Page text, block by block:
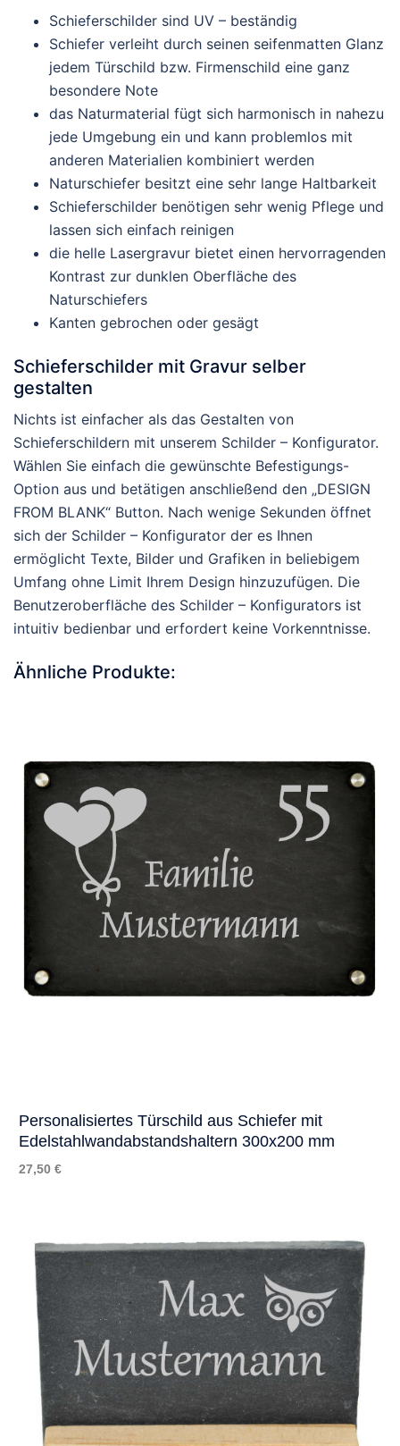
Schieferschilder sind UV – beständig
Schiefer verleiht durch seinen seifenmatten Glanz
jedem Türschild bzw. Firmenschild eine ganz
besondere Note
das Naturmaterial fügt sich harmonisch in nahezu
jede Umgebung ein und kann problemlos mit
anderen Materialien kombiniert werden
Naturschiefer besitzt eine sehr lange Haltbarkeit
Schieferschilder benötigen sehr wenig Pflege und
lassen sich einfach reinigen
die helle Lasergravur bietet einen hervorragenden
Kontrast zur dunklen Oberfläche des
Naturschiefers
Kanten gebrochen oder gesägt
Schieferschilder mit Gravur selber
gestalten
Nichts ist einfacher als das Gestalten von
Schieferschildern mit unserem Schilder – Konfigurator.
Wählen Sie einfach die gewünschte Befestigungs-
Option aus und betätigen anschließend den „DESIGN
FROM BLANK“ Button. Nach wenige Sekunden öffnet
sich der Schilder – Konfigurator der es Ihnen
ermöglicht Texte, Bilder und Grafiken in beliebigem
Umfang ohne Limit Ihrem Design hinzuzufügen. Die
Benutzeroberfläche des Schilder – Konfigurators ist
intuitiv bedienbar und erfordert keine Vorkenntnisse.
Ähnliche Produkte:
Personalisiertes Türschild aus Schiefer mit
Edelstahlwandabstandshaltern 300x200 mm
27,50 €